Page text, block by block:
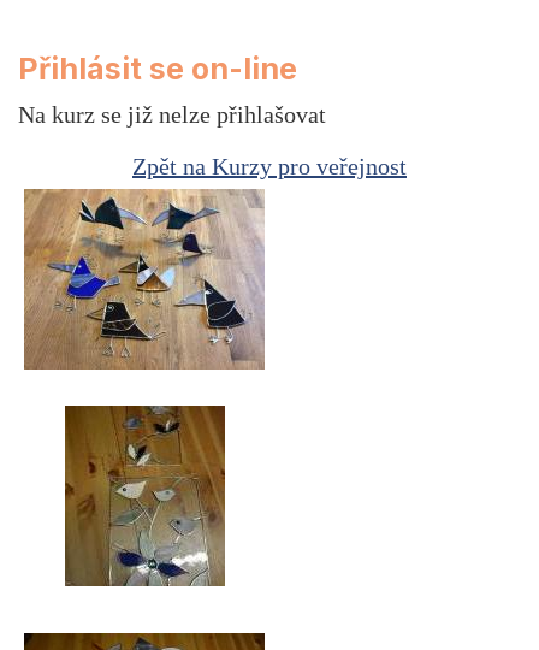
Přihlásit se on-line
Na kurz se již nelze přihlašovat
Zpět na Kurzy pro veřejnost